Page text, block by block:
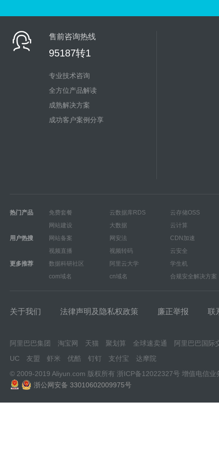
售前咨询热线
95187转1
专业技术咨询
全方位产品解读
成熟解决方案
成功客户案例分享
热门产品 免费套餐 云数据库RDS
云存储OSS
网站建设
大数据
云计算
用户热搜
网站备案 网安法
CDN加速
视频直播
视频转码
云安全
更多推荐
数据科研社区 阿里云大学
学生机
com域名
cn域名 合规安全解决方案
关于我们 法律声明及隐私权政策 廉正举报 联
阿里巴巴集团 淘宝网 天猫 聚划算 全球速卖通
阿里巴巴国际
UC
友盟 虾米 优酷 钉钉 支付宝
达摩院
© 2009-2019 Aliyun.com 版权所有 浙ICP备12022327号 增值电信业
浙公网安备 33010602009975号